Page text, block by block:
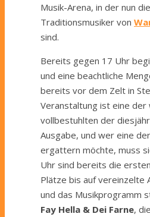
Musik-Arena, in der nun
Traditionsmusiker von
sind.
Bereits gegen 17 Uhr
und eine beachtliche
bereits vor dem Zelt in
Veranstaltung ist eine der
vollbestuhlten der
Ausgabe, und wer eine
ergattern möchte, muss
Uhr sind bereits die
Plätze bis auf vereinzelte
und das Musikprogramm
Fay Hella & Dei Farne,